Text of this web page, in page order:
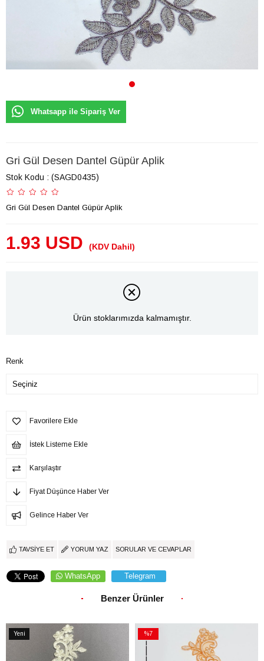
Whatsapp ile Sipariş Ver
Gri Gül Desen Dantel Güpür Aplik
Stok Kodu (SAGD0435)
Gri Gül Desen Dantel Güpür Aplik
1.93 USD (KDV Dahil)
Ürün stoklarımızda kalmamıştır.
Renk
Favorilere Ekle
İstek Listeme Ekle
Karşılaştır
Fiyat Düşünce Haber Ver
Gelince Haber Ver
TAVSIYE ET YORUM YAZ SORULAR VE CEVAPLAR
WhatsApp Telegram
Benzer Ürünler
Yeni
%7
İndirim
%7İndirim